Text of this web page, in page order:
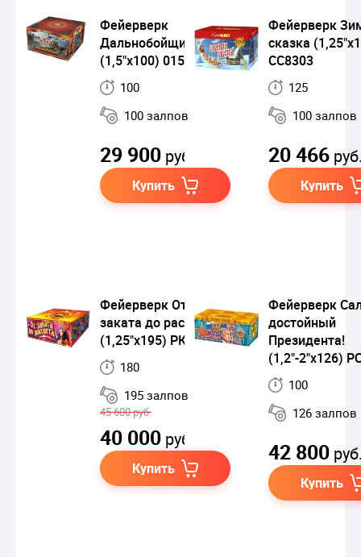
Фейерверк
Дальнобойщик
(1,5"х100) 01509
100
100 залпов
29 900 руб.
Купить
Фейерверк
сказка
СС8303
125
100 залпов
20 466
Купить
Фейерверк От
заката до рассвета
(1,25"х195) РК7880
180
195 залпов
45 600 руб.
40 000 руб.
Купить
Фейерверк
достойный
Президента!
(1,2"-2"х126)
100
126 залпов
42 800
Купить